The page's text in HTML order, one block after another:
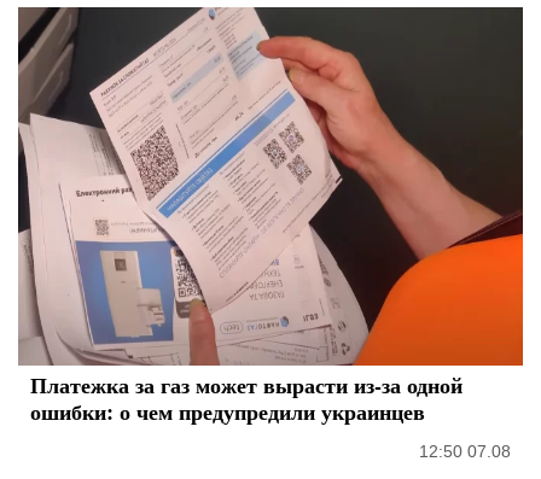
Платежка за газ может вырасти из-за одной
ошибки: о чем предупредили украинцев
12:50 07.08